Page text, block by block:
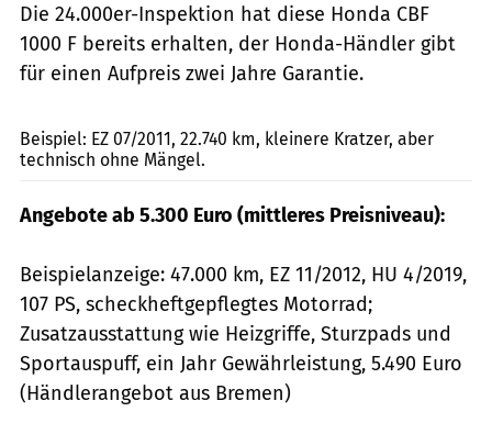
Die 24.000er-Inspektion hat diese Honda CBF
1000 F bereits erhalten, der Honda-Händler gibt
für einen Aufpreis zwei Jahre Garantie.
Beispiel: EZ 07/2011, 22.740 km, kleinere Kratzer, aber
technisch ohne Mängel.
Angebote ab 5.300 Euro (mittleres Preisniveau):
Beispielanzeige: 47.000 km, EZ 11/2012, HU 4/2019,
107 PS, scheckheftgepflegtes Motorrad;
Zusatzausstattung wie Heizgriffe, Sturzpads und
Sportauspuff, ein Jahr Gewährleistung, 5.490 Euro
(Händlerangebot aus Bremen)